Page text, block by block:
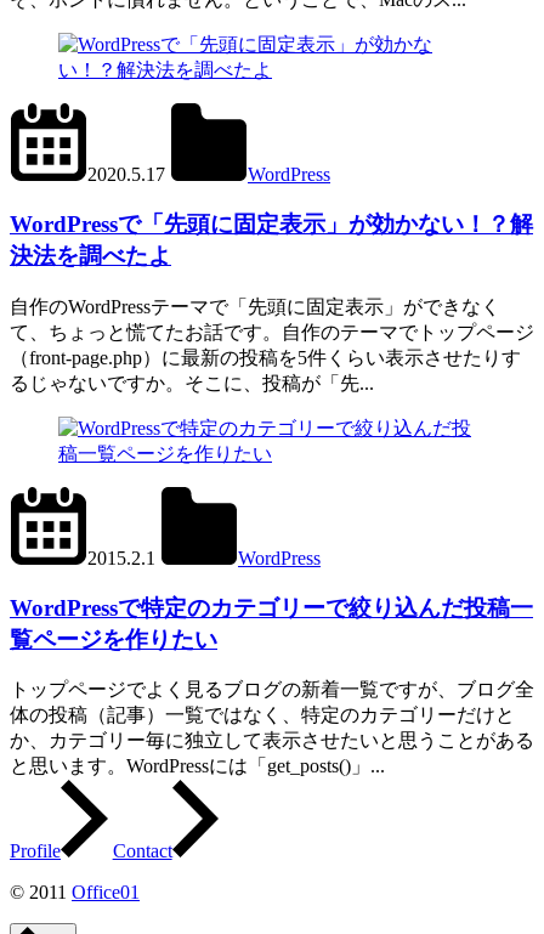
2020.5.17
WordPress
WordPressで「先頭に固定表示」が効かない！？解
決法を調べたよ
自作のWordPressテーマで「先頭に固定表示」ができなく
て、ちょっと慌てたお話です。自作のテーマでトップページ
（front-page.php）に最新の投稿を5件くらい表示させたりす
るじゃないですか。そこに、投稿が「先...
2015.2.1
WordPress
WordPressで特定のカテゴリーで絞り込んだ投稿一
覧ページを作りたい
トップページでよく見るブログの新着一覧ですが、ブログ全
体の投稿（記事）一覧ではなく、特定のカテゴリーだけと
か、カテゴリー毎に独立して表示させたいと思うことがある
と思います。WordPressには「get_posts()」...
Profile
Contact
© 2011 Office01